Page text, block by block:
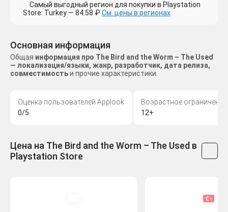
Самый выгодный регион для покупки в Playstation
Store: Turkey — 84.58 ₽ См. цены в регионах
Основная информация
Общая информация про The Bird and the Worm – The Used
— локализация/языки, жанр, разработчик, дата релиза,
совместимостьи прочие характеристики.
Оценка пользователей Applook
0/5
Возрастное ограничение
12+
Цена на The Bird and the Worm – The Used в
Playstation Store